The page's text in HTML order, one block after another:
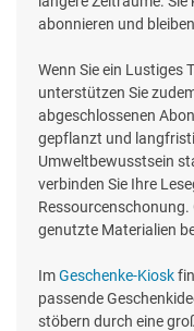
abonnieren und
Wenn Sie ein Lustiges
unterstützen Sie
abgeschlossenen
gepflanzt und
Umweltbewusstsein
verbinden Sie Ihre
genutzte Materialien
ImGeschenke-Kiosk
passende
stöbern durch eine